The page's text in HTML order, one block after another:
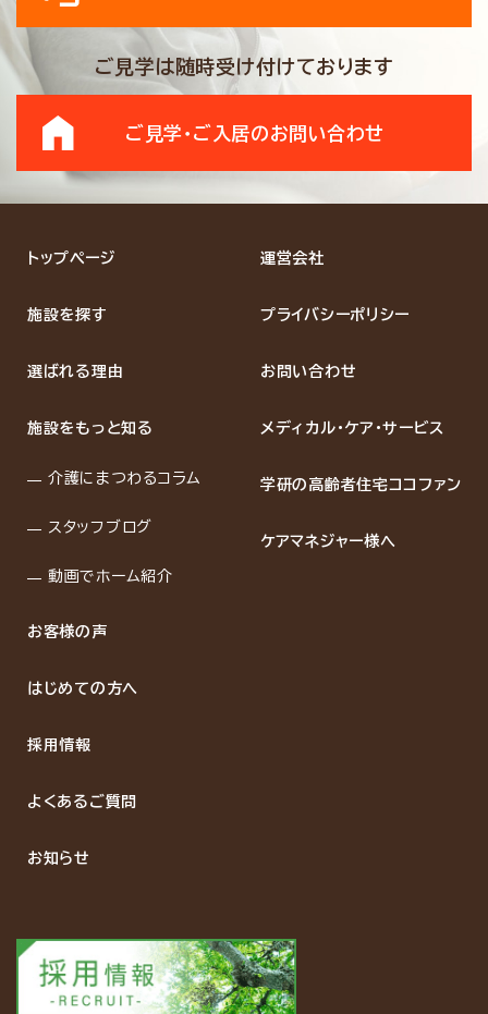
ご見学は随時受け付けております
ご見学・ご入居のお問い合わせ
トップページ
施設を探す
選ばれる理由
施設をもっと知る
介護にまつわるコラム
スタッフブログ
動画でホーム紹介
お客様の声
はじめての方へ
採用情報
よくあるご質問
お知らせ
運営会社
プライバシーポリシー
お問い合わせ
メディカル・ケア・サービス
学研の高齢者住宅ココファン
ケアマネジャー様へ